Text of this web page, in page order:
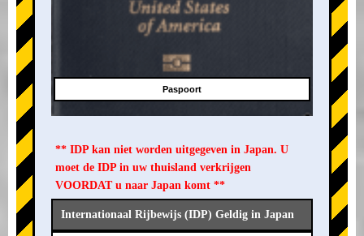
Paspoort
** IDP kan niet worden uitgegeven in Japan. U
moet de IDP in uw thuisland verkrijgen
VOORDAT u naar Japan komt **
Internationaal Rijbewijs (IDP) Geldig in Japan